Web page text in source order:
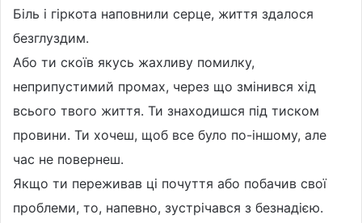
Біль і гіркота наповнили серце, життя здалося
безглуздим.
Або ти скоїв якусь жахливу помилку,
неприпустимий промах, через що змінився хід
всього твого життя. Ти знаходишся під тиском
провини. Ти хочеш, щоб все було по-іншому, але
час не повернеш.
Якщо ти переживав ці почуття або побачив свої
проблеми, то, напевно, зустрічався з безнадією.